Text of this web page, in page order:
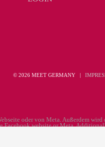
© 2026 MEET GERMANY |
oder von Meta. Außerdem
Facebook website or Meta.